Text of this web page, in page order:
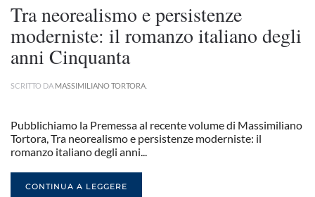
Tra neorealismo e persistenze
moderniste: il romanzo italiano degli
anni Cinquanta
SCRITTO DA MASSIMILIANO TORTORA
Pubblichiamo la Premessa al recente volume di Massimiliano
Tortora, Tra neorealismo e persistenze moderniste: il
romanzo italiano degli anni...
CONTINUA A LEGGERE